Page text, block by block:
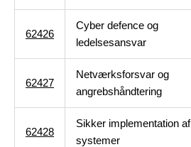
62426
Cyber defence og
ledelsesansvar
62427
Netværksforsvar og
angrebshåndtering
62428
Sikker implementation af
systemer